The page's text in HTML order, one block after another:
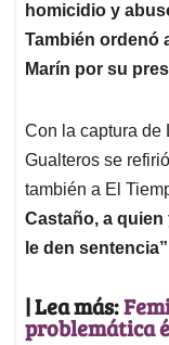
homicidio y
También ordenó
Marín por su
Con la captura de
Gualteros se
también a El
Castaño, a
le den sentencia”
| Lea más:
problemática